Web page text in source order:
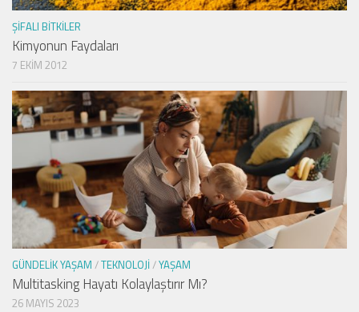
ŞIFALI BITKILER
Kimyonun Faydaları
7 EKIM 2012
GÜNDELIK YAŞAM /TEKNOLOJI/YAŞAM
Multitasking Hayatı Kolaylaştırır Mı?
26 MAYIS 2023